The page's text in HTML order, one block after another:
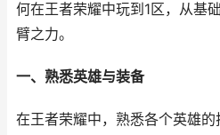
何在王者荣耀中玩到1区，从基
臂之力。
一、熟悉英雄与装备
在王者荣耀中，熟悉各个英雄